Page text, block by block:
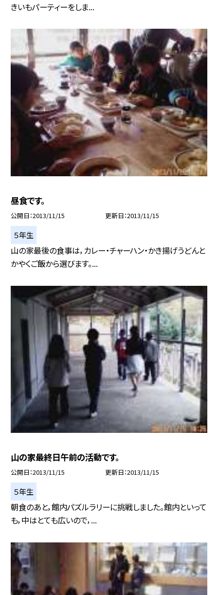
きいもパーティーをしま...
昼食です。
公開日 2013/11/15 更新日 2013/11/15
５年生
山の家最後の食事は，カレー・チャーハン・かき揚げうどんと
かやくご飯から選びます。...
山の家最終日午前の活動です。
公開日 2013/11/15 更新日 2013/11/15
５年生
朝食のあと，館内パズルラリーに挑戦しました。館内といって
も，中はとても広いので，...